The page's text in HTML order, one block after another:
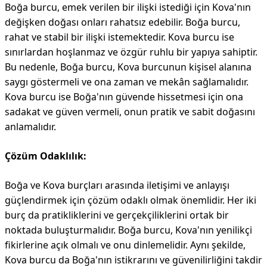
Boğa burcu, emek verilen bir ilişki istediği için Kova'nın
değişken doğası onları rahatsız edebilir. Boğa burcu,
rahat ve stabil bir ilişki istemektedir. Kova burcu ise
sınırlardan hoşlanmaz ve özgür ruhlu bir yapıya sahiptir.
Bu nedenle, Boğa burcu, Kova burcunun kişisel alanına
saygı göstermeli ve ona zaman ve mekân sağlamalıdır.
Kova burcu ise Boğa'nın güvende hissetmesi için ona
sadakat ve güven vermeli, onun pratik ve sabit doğasını
anlamalıdır.
Çözüm Odaklılık:
Boğa ve Kova burçları arasında iletişimi ve anlayışı
güçlendirmek için çözüm odaklı olmak önemlidir. Her iki
burç da pratikliklerini ve gerçekçiliklerini ortak bir
noktada buluşturmalıdır. Boğa burcu, Kova'nın yenilikçi
fikirlerine açık olmalı ve onu dinlemelidir. Aynı şekilde,
Kova burcu da Boğa'nın istikrarını ve güvenilirliğini takdir